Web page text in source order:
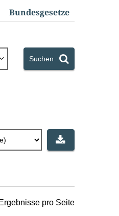
Bundes­gesetze
Suchen
Ergebnisse pro Seite